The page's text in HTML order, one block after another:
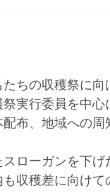
ちの収穫祭に向
実行委員を中
布、地域への
ローガンを下げ
収穫差に向けて